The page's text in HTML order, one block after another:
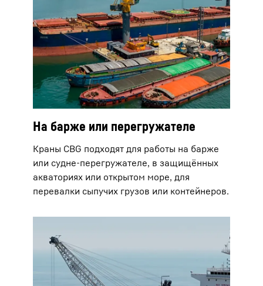
На барже или перегружателе
Краны CBG подходят для работы на барже
или судне-перегружателе, в защищённых
акваториях или открытом море, для
перевалки сыпучих грузов или контейнеров.